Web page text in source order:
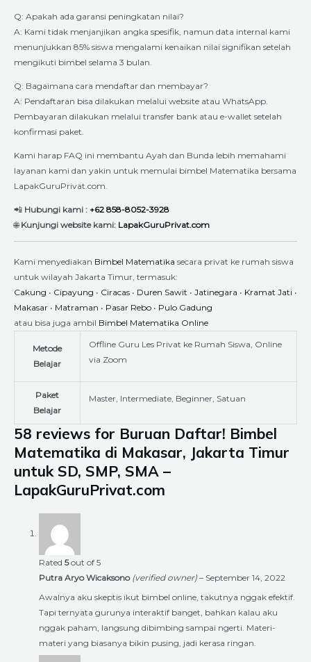
Q: Apakah ada garansi peningkatan nilai?
A: Kami tidak menjanjikan angka spesifik, namun data internal kami
menunjukkan 85% siswa mengalami kenaikan nilai signifikan setelah
mengikuti bimbel selama 3 bulan.
Q: Bagaimana cara mendaftar dan membayar?
A: Pendaftaran bisa dilakukan melalui website atau WhatsApp.
Pembayaran dilakukan melalui transfer bank atau e-wallet setelah
konfirmasi paket.
Kami harap FAQ ini membantu Ayah dan Bunda lebih memahami
layanan kami dan yakin untuk memulai bimbel Matematika bersama
LapakGuruPrivat.com.
📲 Hubungi kami : +62 858-8052-3928
🌐Kunjungi website kami: LapakGuruPrivat.com
Kami menyediakan Bimbel Matematika secara privat ke rumah siswa
untuk wilayah Jakarta Timur, termasuk:
Cakung • Cipayung • Ciracas • Duren Sawit • Jatinegara • Kramat Jati •
Makasar • Matraman • Pasar Rebo • Pulo Gadung
atau bisa juga ambil Bimbel Matematika Online
Metode
Belajar
Offline Guru Les Privat ke Rumah Siswa, Online
via Zoom
Paket
Belajar
Master, Intermediate, Beginner, Satuan
58 reviews for Buruan Daftar! Bimbel
Matematika di Makasar, Jakarta Timur
untuk SD, SMP, SMA –
LapakGuruPrivat.com
Rated 5out of 5
Putra Aryo Wicaksono (verified owner) – September 14, 2022
Awalnya aku skeptis ikut bimbel online, takutnya nggak efektif.
Tapi ternyata gurunya interaktif banget, bahkan kalau aku
nggak paham, langsung dibimbing sampai ngerti. Materi-
materi yang biasanya bikin pusing, jadi kerasa ringan.